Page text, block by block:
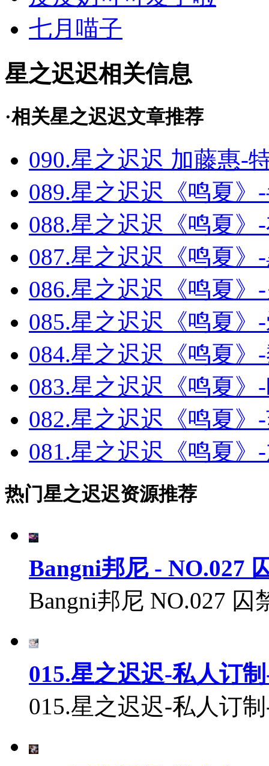
七月喵子
星之迟迟相关信息
·相关星之迟迟文章推荐
090.星之迟迟 加藤惠-
089.星之迟迟《鸣夏》
088.星之迟迟《鸣夏》
087.星之迟迟《鸣夏》
086.星之迟迟《鸣夏》
085.星之迟迟《鸣夏》
084.星之迟迟《鸣夏》
083.星之迟迟《鸣夏》
082.星之迟迟《鸣夏》
081.星之迟迟《鸣夏》
热门星之迟迟资源推荐
Bangni邦尼 - NO.027
Bangni邦尼 NO.027 囚
015.星之迟迟-私人订
015.星之迟迟-私人订